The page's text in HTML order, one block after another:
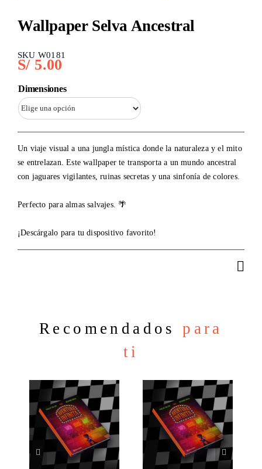
Wallpaper Selva Ancestral
SKU W0181
S/5.00
Dimensiones
Un viaje visual a una jungla mística donde la naturaleza y el mito
se entrelazan. Este wallpaper te transporta a un mundo ancestral
con jaguares vigilantes, ruinas secretas y una sinfonía de colores.
Perfecto para almas salvajes. 🌴
¡Descárgalo para tu dispositivo favorito!
Recomendadospara
ti